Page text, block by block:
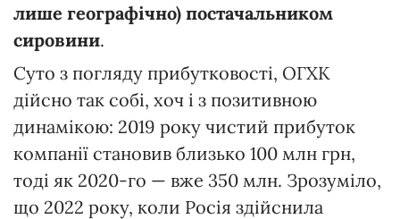
лише географічно) постачальником
сировини.
Суто з погляду прибутковості, ОГХК
дійсно так собі, хоч і з позитивною
динамікою: 2019 року чистий прибуток
компанії становив близько 100 млн грн,
тоді як 2020-го — вже 350 млн. Зрозуміло,
що 2022 року, коли Росія здійснила